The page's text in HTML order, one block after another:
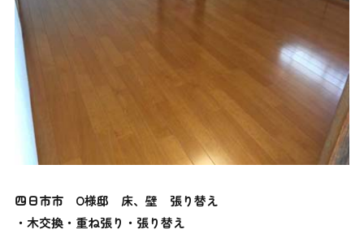
四日市市 O様邸 床、壁 張り替え
・木交換・重ね張り・張り替え